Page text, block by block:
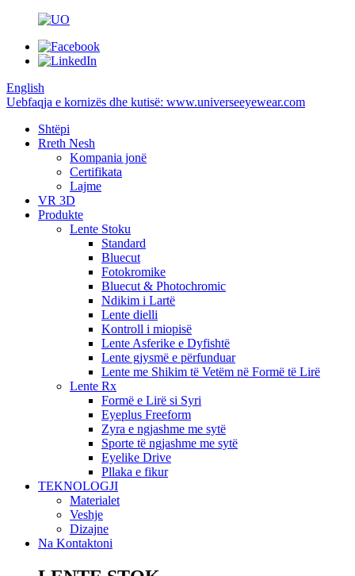
English
Uebfaqja e kornizës dhe kutisë: www.universeeyewear.com
Shtëpi
Rreth Nesh
Kompania jonë
Certifikata
Lajme
VR 3D
Produkte
Lente Stoku
Standard
Bluecut
Fotokromike
Bluecut & Photochromic
Ndikim i Lartë
Lente dielli
Kontroll i miopisë
Lente Asferike e Dyfishtë
Lente gjysmë e përfunduar
Lente me Shikim të Vetëm në Formë të Lirë
Lente Rx
Formë e Lirë si Syri
Eyeplus Freeform
Zyra e ngjashme me sytë
Sporte të ngjashme me sytë
Eyelike Drive
Pllaka e fikur
TEKNOLOGJI
Materialet
Veshje
Dizajne
Na Kontaktoni